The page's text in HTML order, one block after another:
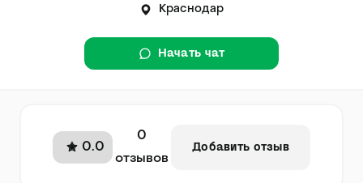
Краснодар
Начать чат
0.0
0
отзывов
Добавить отзыв